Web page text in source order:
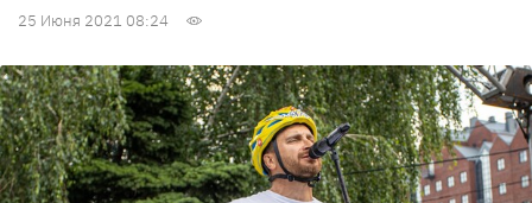
25 Июня 2021 08:24